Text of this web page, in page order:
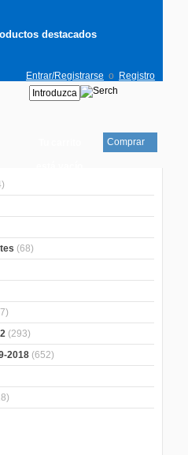
destacados
Entrar/Registrarse o Registro
Comprar
(68)
(293)
2018 (652)